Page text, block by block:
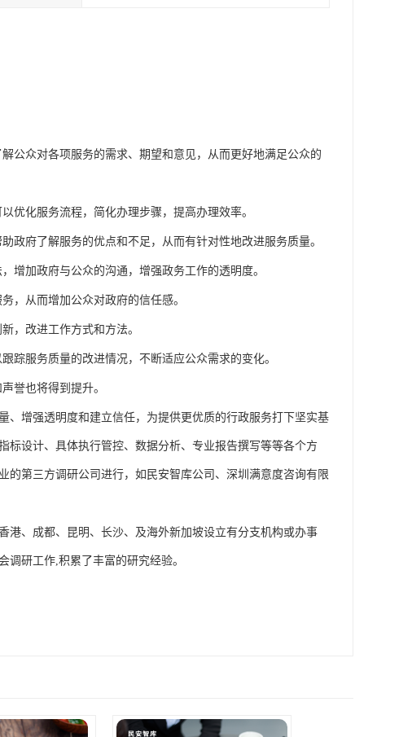
公众对各项服务的需求、期望和意见，从而更好地满足公众的
优化服务流程，简化办理步骤，提高办理效率。
政府了解服务的优点和不足，从而有针对性地改进服务质量。
增加政府与公众的沟通，增强政务工作的透明度。
，从而增加公众对政府的信任感。
，改进工作方式和方法。
踪服务质量的改进情况，不断适应公众需求的变化。
誉也将得到提升。
、增强透明度和建立信任，为提供更优质的行政服务打下坚实基
标设计、 具体执行管控、 数据分析、 专业报告撰写等等各个方
的第三方调研公司进行， 如 民安智库公司、 深圳满意度咨询有限
港、成都、昆明、长沙、及海外新加坡设立有分支机构或办事
调研工作,积累了丰富的研究经验。